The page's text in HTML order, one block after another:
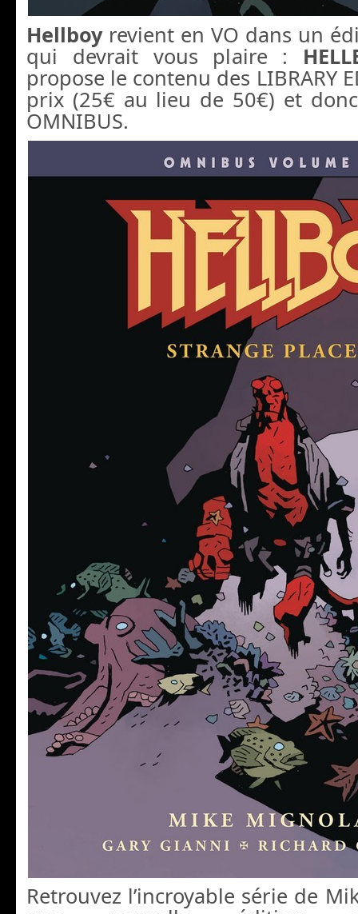
Hellboyrevient en VO dans un
qui devrait vous plaire :
propose le contenu des LIBRARY
prix (25€ au lieu de 50€) et
OMNIBUS.
Retrouvez l’incroyable série de